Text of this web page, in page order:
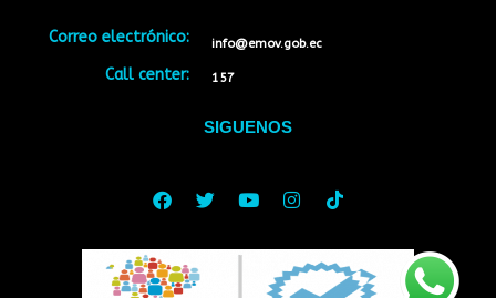
Correo electrónico:
Call center:
info@emov.gob.ec
157
SIGUENOS